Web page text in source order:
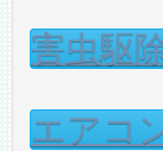
害虫駆
エアコ